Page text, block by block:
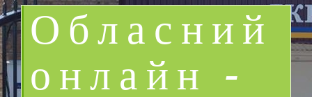
Обласний
онлайн –